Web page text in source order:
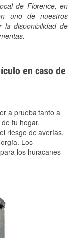
de Florence, en
uno de nuestros
la disponibilidad de
en caso de
a prueba tanto a
tu hogar.
riesgo de averías,
Los
los huracanes